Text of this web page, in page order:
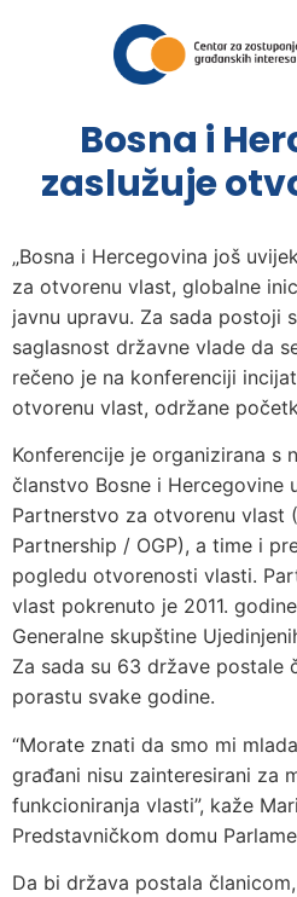
Bosna i
zaslužuje
„Bosna i Hercegovina još
za otvorenu vlast, globalne
javnu upravu. Za sada postoji
saglasnost državne vlade da
rečeno je na konferenciji
otvorenu vlast, održane
Konferencije je organizirana s
članstvo Bosne i Hercegovine
Partnerstvo za otvorenu vlast
Partnership / OGP), a time i
pogledu otvorenosti vlasti.
vlast pokrenuto je 2011.
Generalne skupštine
Za sada su 63 države postale
porastu svake godine.
“Morate znati da smo mi
građani nisu zainteresirani za
funkcioniranja vlasti”, kaže
Predstavničkom domu
Da bi država postala